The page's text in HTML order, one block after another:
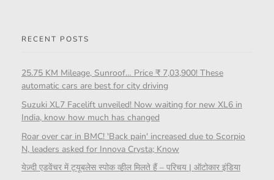
RECENT POSTS
25.75 KM Mileage, Sunroof… Price ₹ 7,03,900! These
automatic cars are best for city driving
Suzuki XL7 Facelift unveiled! Now waiting for new XL6 in
India, know how much has changed
Roar over car in BMC! 'Back pain' increased due to Scorpio
N, leaders asked for Innova Crysta; Know
येज़्दी एडवेंचर में ट्यूबलेस स्पोक व्हील मिलते हैं – परिचय | ऑटोकार इंडिया